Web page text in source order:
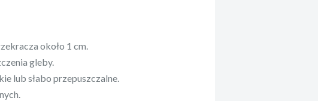
około 1 cm.
gleby.
lub słabo przepuszczalne.